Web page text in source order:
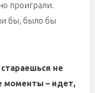
проиграли.
бы, было бы
не
моменты – идет,